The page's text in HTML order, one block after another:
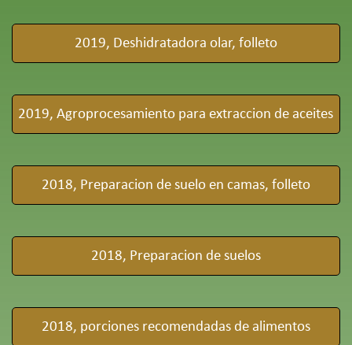
2019, Deshidratadora olar, folleto
2019, Agroprocesamiento para extraccion de aceites
2018, Preparacion de suelo en camas, folleto
2018, Preparacion de suelos
2018, porciones recomendadas de alimentos